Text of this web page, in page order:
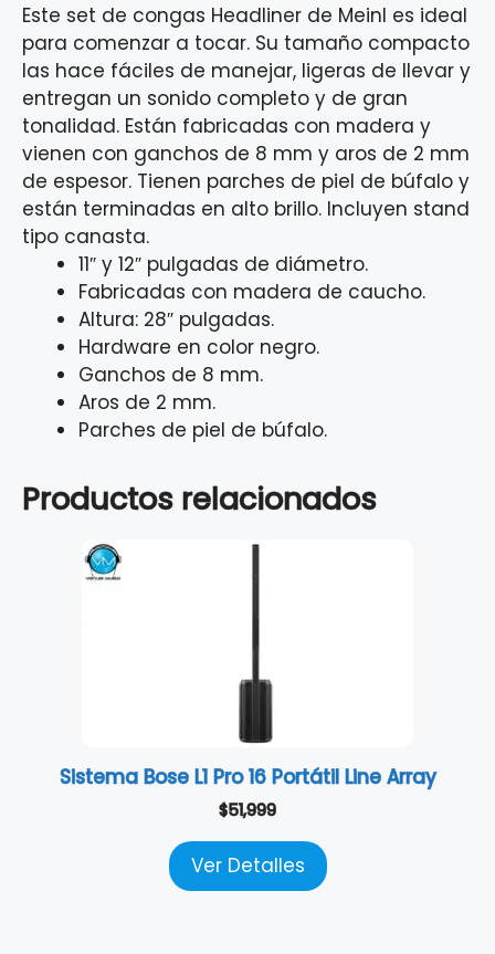
Este set de congas Headliner de Meinl es ideal
para comenzar a tocar. Su tamaño compacto
las hace fáciles de manejar, ligeras de llevar y
entregan un sonido completo y de gran
tonalidad. Están fabricadas con madera y
vienen con ganchos de 8 mm y aros de 2 mm
de espesor. Tienen parches de piel de búfalo y
están terminadas en alto brillo. Incluyen stand
tipo canasta.
11″ y 12″ pulgadas de diámetro.
Fabricadas con madera de caucho.
Altura: 28″ pulgadas.
Hardware en color negro.
Ganchos de 8 mm.
Aros de 2 mm.
Parches de piel de búfalo.
Productos relacionados
Sistema Bose L1 Pro 16 Portátil Line Array
$51,999
Ver Detalles